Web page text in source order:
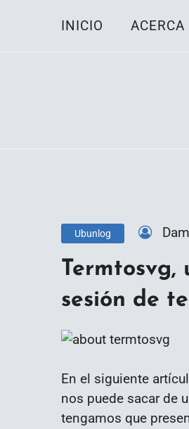
INICIO ACERCA
Ubunlog
sesión de
En el siguiente
nos puede sacar de
tengamos que